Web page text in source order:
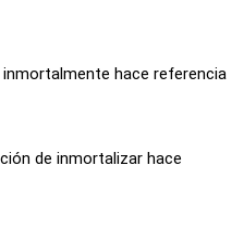
hace referencia
de inmortalizar hace